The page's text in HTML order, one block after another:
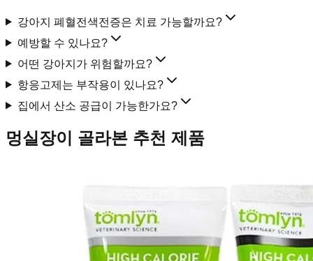
강아지 폐혈전색전증은 치료 가능할까요?
예방할 수 있나요?
어떤 강아지가 위험할까요?
항응고제는 부작용이 있나요?
집에서 산소 공급이 가능한가요?
멍실장이 골라본 추천 제품